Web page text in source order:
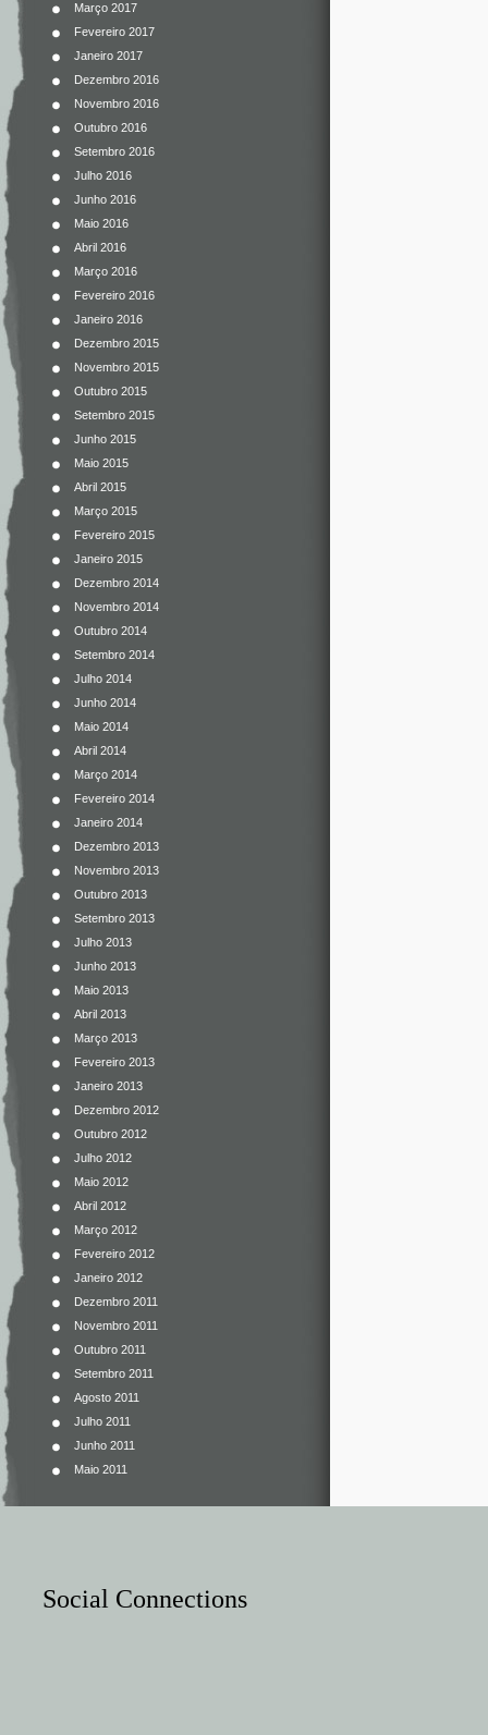
Março 2017
Fevereiro 2017
Janeiro 2017
Dezembro 2016
Novembro 2016
Outubro 2016
Setembro 2016
Julho 2016
Junho 2016
Maio 2016
Abril 2016
Março 2016
Fevereiro 2016
Janeiro 2016
Dezembro 2015
Novembro 2015
Outubro 2015
Setembro 2015
Junho 2015
Maio 2015
Abril 2015
Março 2015
Fevereiro 2015
Janeiro 2015
Dezembro 2014
Novembro 2014
Outubro 2014
Setembro 2014
Julho 2014
Junho 2014
Maio 2014
Abril 2014
Março 2014
Fevereiro 2014
Janeiro 2014
Dezembro 2013
Novembro 2013
Outubro 2013
Setembro 2013
Julho 2013
Junho 2013
Maio 2013
Abril 2013
Março 2013
Fevereiro 2013
Janeiro 2013
Dezembro 2012
Outubro 2012
Julho 2012
Maio 2012
Abril 2012
Março 2012
Fevereiro 2012
Janeiro 2012
Dezembro 2011
Novembro 2011
Outubro 2011
Setembro 2011
Agosto 2011
Julho 2011
Junho 2011
Maio 2011
Social Connections